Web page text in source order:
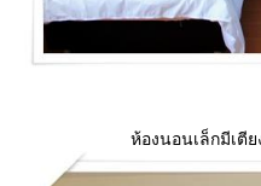
ห้องนอนเล็กมีเตี